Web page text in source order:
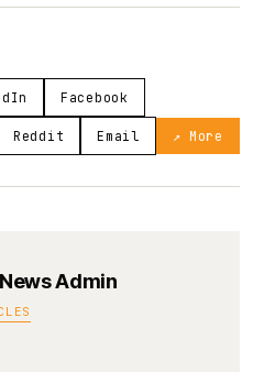
Facebook
Reddit Email ↗ More
Admin